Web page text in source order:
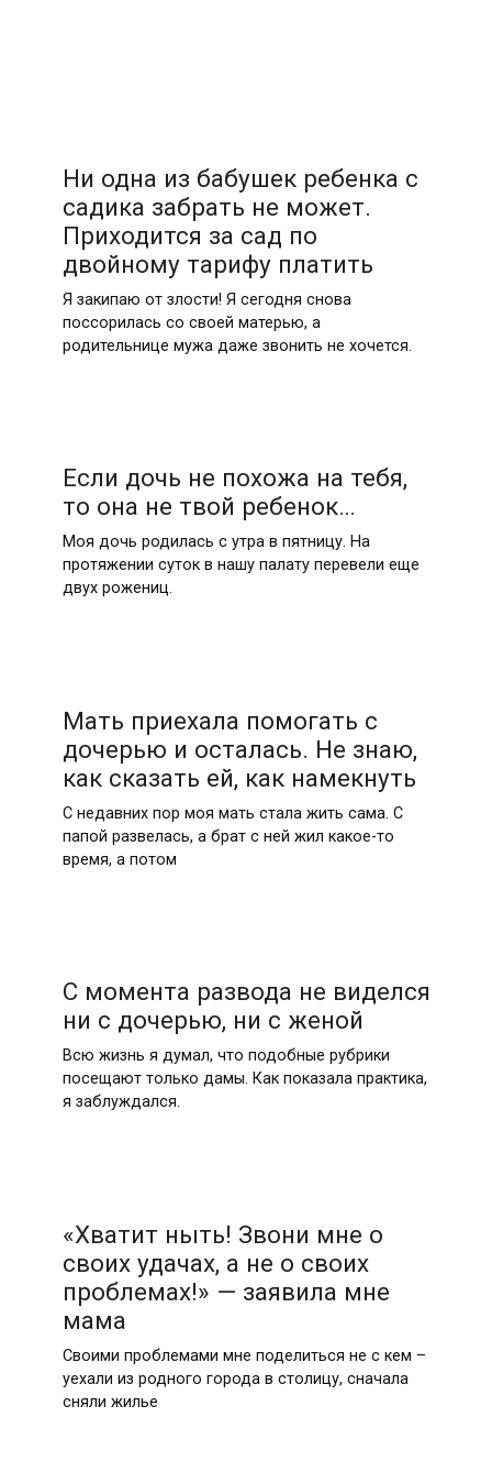
Ни одна из бабушек ребенка с
садика забрать не может.
Приходится за сад по
двойному тарифу платить
Я закипаю от злости! Я сегодня снова
поссорилась со своей матерью, а
родительнице мужа даже звонить не хочется.
Если дочь не похожа на тебя,
то она не твой ребенок…
Моя дочь родилась с утра в пятницу. На
протяжении суток в нашу палату перевели еще
двух рожениц.
Мать приехала помогать с
дочерью и осталась. Не знаю,
как сказать ей, как намекнуть
С недавних пор моя мать стала жить сама. С
папой развелась, а брат с ней жил какое-то
время, а потом
С момента развода не виделся
ни с дочерью, ни с женой
Всю жизнь я думал, что подобные рубрики
посещают только дамы. Как показала практика,
я заблуждался.
«Хватит ныть! Звони мне о
своих удачах, а не о своих
проблемах!» — заявила мне
мама
Своими проблемами мне поделиться не с кем –
уехали из родного города в столицу, сначала
сняли жилье